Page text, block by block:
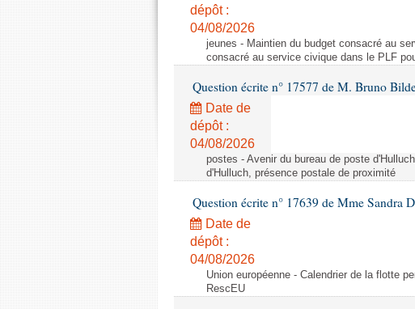
dépôt :
04/08/2026
jeunes - Maintien du budget consacré au
consacré au service civique dans le PLF
Question écrite n° 17577 de M. Bruno
Date de
dépôt :
04/08/2026
postes - Avenir du bureau de poste
d'Hulluch, présence postale de proximité
Question écrite n° 17639 de Mme Sandra
Date de
dépôt :
04/08/2026
Union européenne - Calendrier de la flotte
RescEU